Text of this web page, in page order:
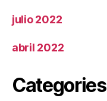
julio 2022
abril 2022
Categories